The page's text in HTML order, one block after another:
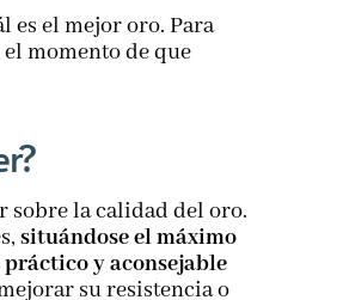
es el mejor oro. Para
momento de que
sobre la calidad del oro.
situándose el máximo
práctico y aconsejable
su resistencia o